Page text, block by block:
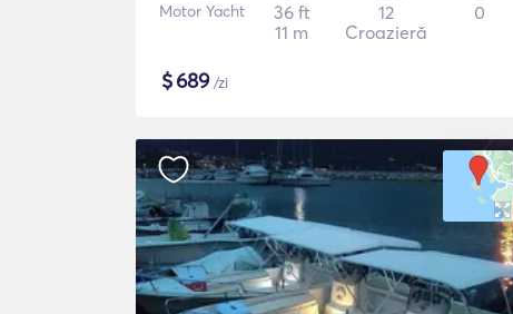
Motor Yacht
36 ft
11 m
12
Croazieră
0
$689/zi